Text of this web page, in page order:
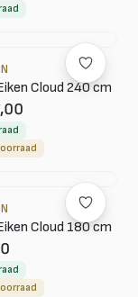
Cloud 240 cm
Cloud 180 cm